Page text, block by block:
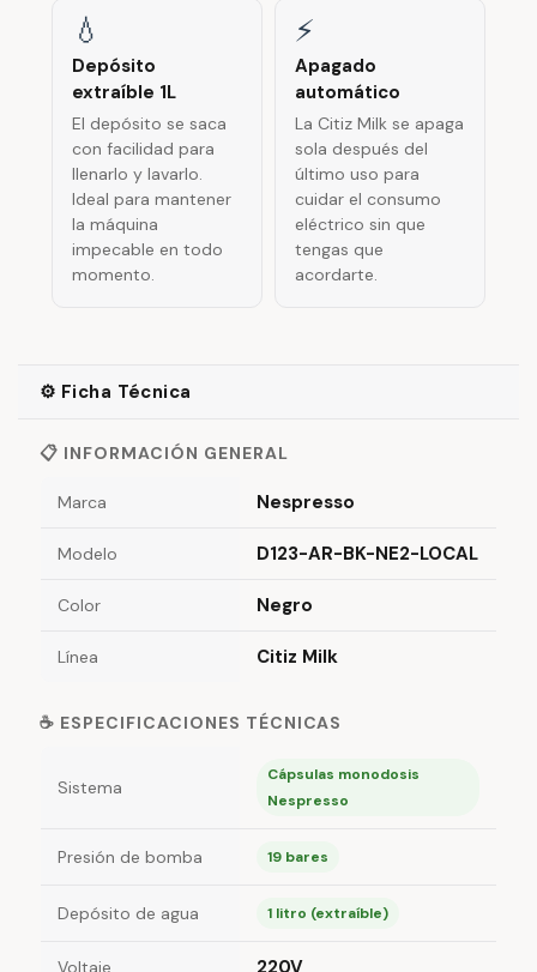
💧
Depósito
extraíble 1L
El depósito se saca
con facilidad para
llenarlo y lavarlo.
Ideal para mantener
la máquina
impecable en todo
momento.
⚡
Apagado
automático
La Citiz Milk se apaga
sola después del
último uso para
cuidar el consumo
eléctrico sin que
tengas que
acordarte.
⚙️ Ficha Técnica
📋 INFORMACIÓN GENERAL
Marca Nespresso
Modelo D123-AR-BK-NE2-LOCAL
Color Negro
Línea Citiz Milk
☕ ESPECIFICACIONES TÉCNICAS
Sistema
Cápsulas monodosis
Nespresso
Presión de bomba 19 bares
Depósito de agua 1 litro (extraíble)
Voltaje